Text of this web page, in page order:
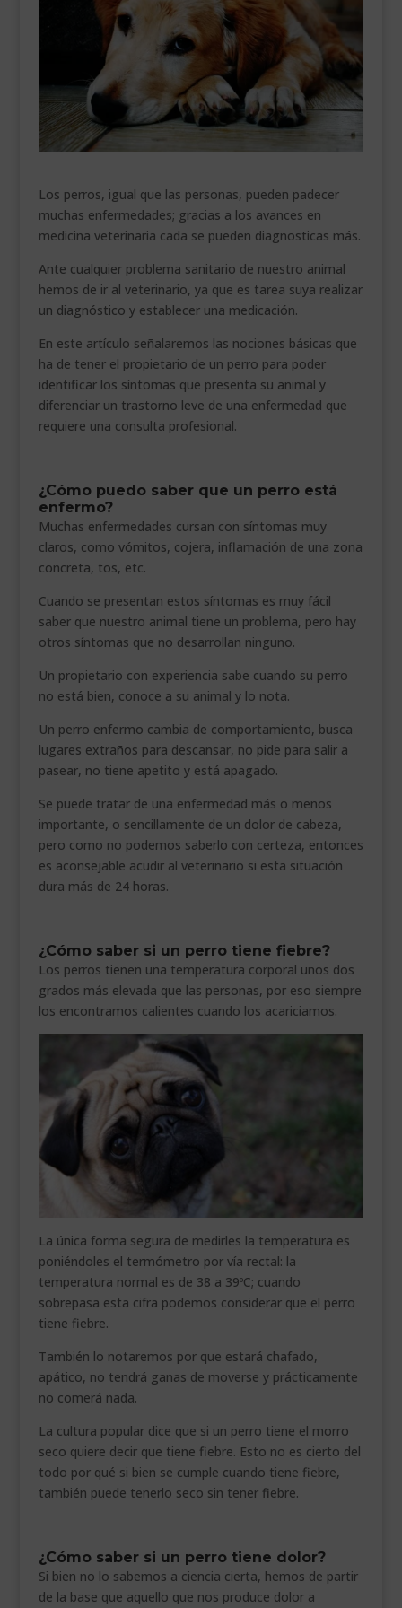
___________________________
VEURE EN CATALÀ
Los perros, igual que las personas, pueden padecer
muchas enfermedades; gracias a los avances en
medicina veterinaria cada se pueden diagnosticas más.
Ante cualquier problema sanitario de nuestro animal
hemos de ir al veterinario, ya que es tarea suya realizar
un diagnóstico y establecer una medicación.
En este artículo señalaremos las nociones básicas que
ha de tener el propietario de un perro para poder
identificar los síntomas que presenta su animal y
diferenciar un trastorno leve de una enfermedad que
requiere una consulta profesional.
¿Cómo puedo saber que un perro está
enfermo?
Muchas enfermedades cursan con síntomas muy
claros, como vómitos, cojera, inflamación de una zona
concreta, tos, etc.
Cuando se presentan estos síntomas es muy fácil
saber que nuestro animal tiene un problema, pero hay
otros síntomas que no desarrollan ninguno.
Un propietario con experiencia sabe cuando su perro
no está bien, conoce a su animal y lo nota.
Un perro enfermo cambia de comportamiento, busca
lugares extraños para descansar, no pide para salir a
pasear, no tiene apetito y está apagado.
Se puede tratar de una enfermedad más o menos
importante, o sencillamente de un dolor de cabeza,
pero como no podemos saberlo con certeza, entonces
es aconsejable acudir al veterinario si esta situación
dura más de 24 horas.
¿Cómo saber si un perro tiene fiebre?
Los perros tienen una temperatura corporal unos dos
grados más elevada que las personas, por eso siempre
los encontramos calientes cuando los acariciamos.
La única forma segura de medirles la temperatura es
poniéndoles el termómetro por vía rectal: la
temperatura normal es de 38 a 39ºC; cuando
sobrepasa esta cifra podemos considerar que el perro
tiene fiebre.
También lo notaremos por que estará chafado,
apático, no tendrá ganas de moverse y prácticamente
no comerá nada.
La cultura popular dice que si un perro tiene el morro
seco quiere decir que tiene fiebre. Esto no es cierto del
todo por qué si bien se cumple cuando tiene fiebre,
también puede tenerlo seco sin tener fiebre.
¿Cómo saber si un perro tiene dolor?
Si bien no lo sabemos a ciencia cierta, hemos de partir
de la base que aquello que nos produce dolor a